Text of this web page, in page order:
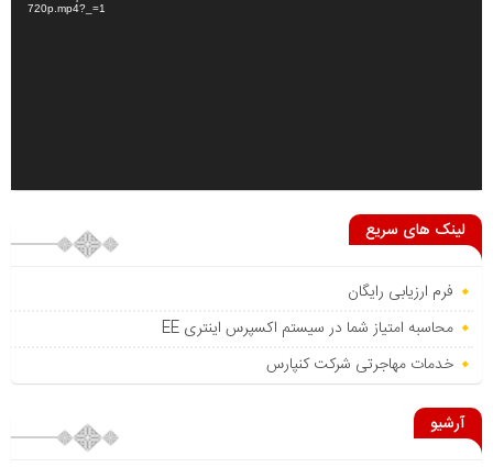
720p.mp4?_=1
لینک های سریع
فرم ارزیابی رایگان
محاسبه امتیاز شما در سیستم اکسپرس اینتری EE
خدمات مهاجرتی شرکت کنپارس
آرشیو